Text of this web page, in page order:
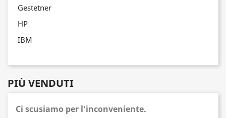
Gestetner
HP
IBM
PIÙ VENDUTI
Ci scusiamo per l'inconveniente.